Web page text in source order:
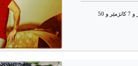
2 ساڵ و 1 مانگ و 26 ڕۆژ و 7 کاتژمێر و 50